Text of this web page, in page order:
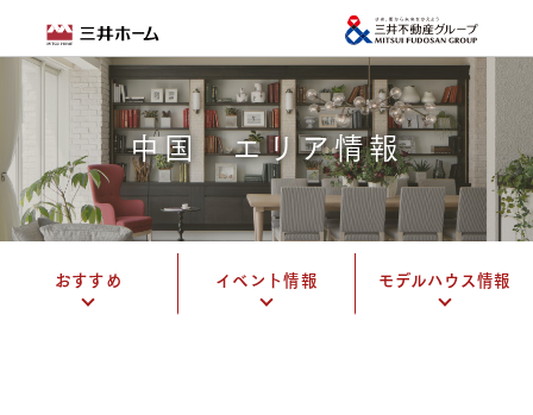
中国 エリア情報
おすすめ イベント情報 モデルハウス情報